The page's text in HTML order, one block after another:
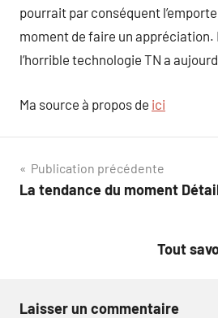
pourrait par conséquent
moment de faire un appréciation.
l’horrible technologie TN a
Ma source à propos de ici
Navigation
de
Publication précédente
La tendance du moment
Tout
Laisser un commentaire